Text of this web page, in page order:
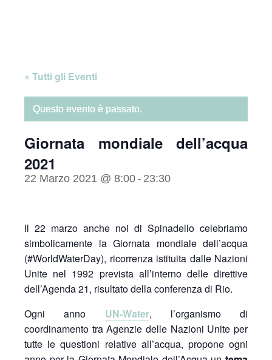
« Tutti gli Eventi
Questo evento è passato.
Giornata mondiale dell’acqua
2021
22 Marzo 2021 @ 8:00 - 23:30
Il 22 marzo anche noi di Spinadello celebriamo
simbolicamente la Giornata mondiale dell’acqua
(#WorldWaterDay), ricorrenza istituita dalle Nazioni
Unite nel 1992 prevista all’interno delle direttive
dell’Agenda 21, risultato della conferenza di Rio.
Ogni anno UN-Water, l’organismo di
coordinamento tra Agenzie delle Nazioni Unite per
tutte le questioni relative all’acqua, propone ogni